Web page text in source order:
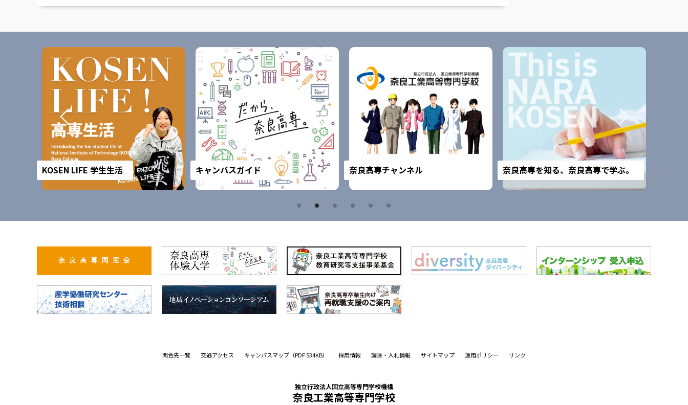
KOSEN LIFE 学生生活 キャンパスガイド 奈良高専チャンネル 奈良高専を知る、奈良高専で学ぶ。
問合先一覧 交通アクセス キャンパスマップ （PDF 534KB） 採用情報 調達・入札情報 サイトマップ 運用ポリシー リンク
独立行政法人国立高等専門学校機構
奈良工業高等専門学校